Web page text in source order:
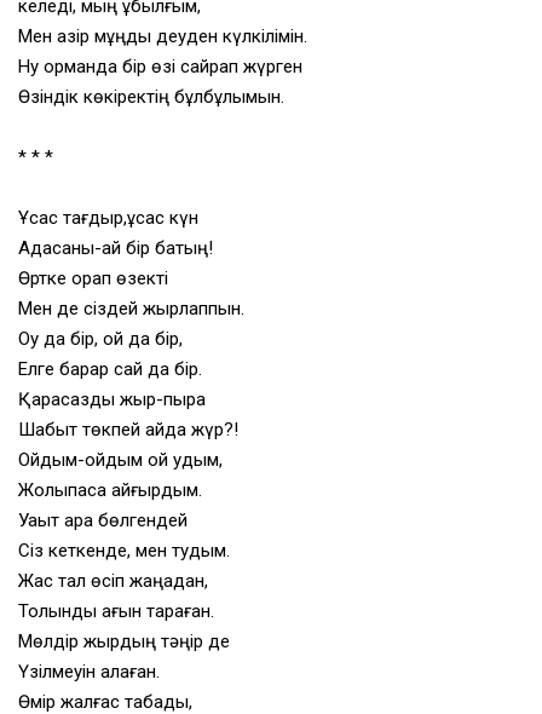
келеді, мың құбылғым,
Мен қазір мұңды деуден күлкілімін.
Ну орманда бір өзі сайрап жүрген
Өзіндік көкіректің бұлбұлымын.
* * *
Ұқсас тағдыр,ұқсас күн
Адасқаны-ай бір бақтың!
Өртке орап өзекті
Мен де сіздей жырлаппын.
Оқу да бір, ой да бір,
Елге барар сай да бір.
Қарасаздық жыр-пырақ
Шабыт төкпей қайда жүр?!
Ойдым-ойдым ой қудым,
Жолықпасқа қайғырдым.
Уақыт ара бөлгендей
Сіз кеткенде, мен тудым.
Жас тал өсіп жаңадан,
Толқынды ағын тараған.
Мөлдір жырдың тәңір де
Үзілмеуін қалаған.
Өмір жалғас табады,